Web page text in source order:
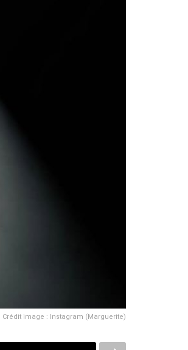
image : Instagram (Marguerite)